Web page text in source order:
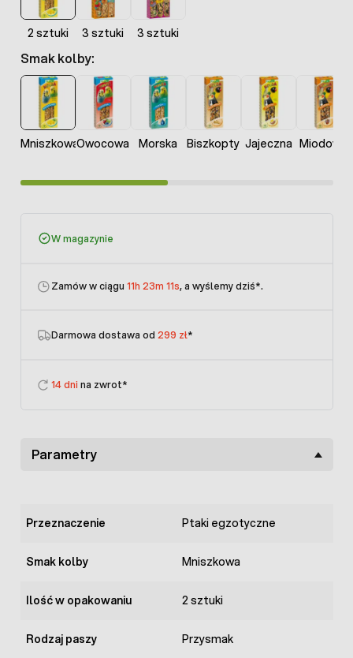
2 sztuki 3 sztuki 3 sztuki
Smak kolby:
MniszkowaOwocowa Morska Biszkopty Jajeczna Miodowa
W magazynie
Zamów w ciągu 11h 23m 11s, a wyślemy dziś*.
Darmowa dostawa od 299 zł*
14 dni na zwrot*
Parametry
Przeznaczenie Ptaki egzotyczne
Smak kolby Mniszkowa
Ilość w opakowaniu 2 sztuki
Rodzaj paszy Przysmak